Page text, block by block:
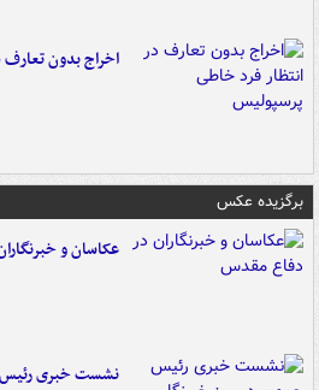
اخراج بدون
برگزیده عکس
عکاسان و
نشست خبری رئیس